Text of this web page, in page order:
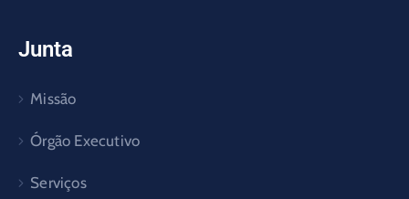
Junta
Missão
Órgão Executivo
Serviços